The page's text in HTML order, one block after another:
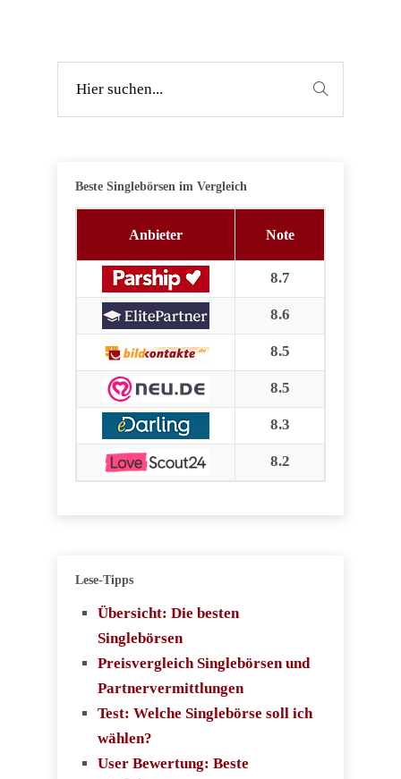
Beste Singlebörsen im Vergleich
Anbieter Note
8.7
8.6
8.5
8.5
8.3
8.2
Lese-Tipps
Übersicht: Die besten
Singlebörsen
Preisvergleich Singlebörsen und
Partnervermittlungen
Test: Welche Singlebörse soll ich
wählen?
User Bewertung: Beste